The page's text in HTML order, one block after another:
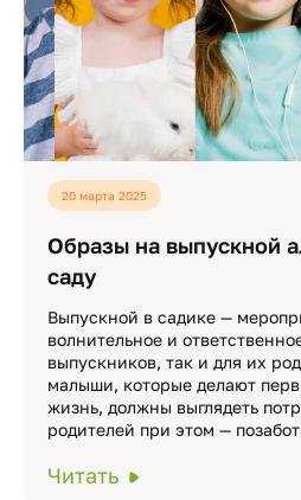
20 марта 2025
Образы на выпускной
саду
Выпускной в садике —
волнительное и
выпускников, так и для их
малыши, которые делают
жизнь, должны выглядеть
родителей при этом —
Читать